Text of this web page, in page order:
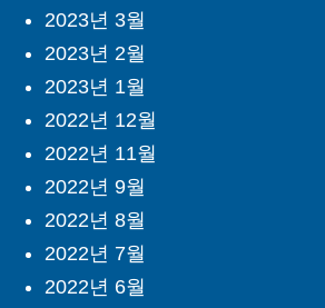
2023년 3월
2023년 2월
2023년 1월
2022년 12월
2022년 11월
2022년 9월
2022년 8월
2022년 7월
2022년 6월